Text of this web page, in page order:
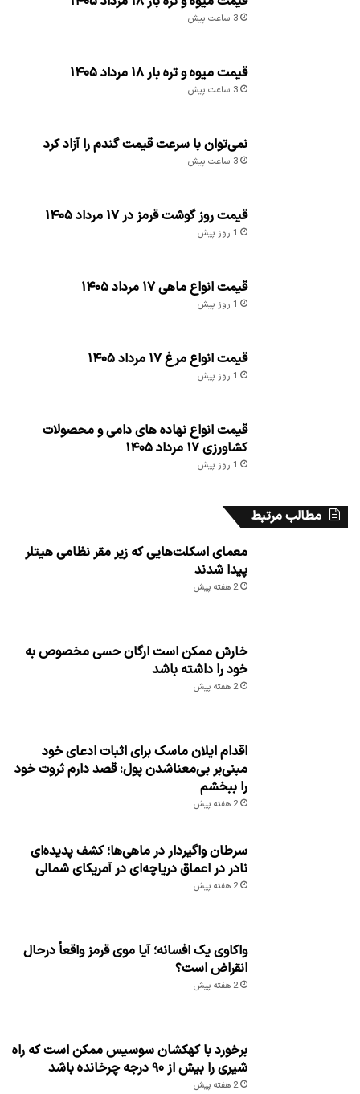
3 ساعت پیش
قیمت میوه و تره بار ۱۸ مرداد ۱۴۰۵
3 ساعت پیش
نمی‌توان با سرعت قیمت گندم را آزاد کرد
3 ساعت پیش
قیمت روز گوشت قرمز در ۱۷ مرداد ۱۴۰۵
1 روز پیش
قیمت انواع ماهی ۱۷ مرداد ۱۴۰۵
1 روز پیش
قیمت انواع مرغ ۱۷ مرداد ۱۴۰۵
1 روز پیش
قیمت انواع نهاده های دامی و محصولات
کشاورزی ۱۷ مرداد ۱۴۰۵
1 روز پیش
مطالب مرتبط
معمای اسکلت‌هایی که زیر مقر نظامی هیتلر
پیدا شدند
2 هفته پیش
خارش ممکن است ارگان حسی مخصوص به
خود را داشته باشد
2 هفته پیش
اقدام ایلان ماسک برای اثبات ادعای خود
مبنی‌بر بی‌معناشدن پول: قصد دارم ثروت خود
را ببخشم
2 هفته پیش
سرطان واگیردار در ماهی‌ها؛ کشف پدیده‌ای
نادر در اعماق دریاچه‌ای در آمریکای شمالی
2 هفته پیش
واکاوی یک افسانه؛ آیا موی قرمز واقعاً درحال
انقراض است؟
2 هفته پیش
برخورد با کهکشان سوسیس ممکن است که راه
شیری را بیش از ۹۰ درجه چرخانده باشد
2 هفته پیش